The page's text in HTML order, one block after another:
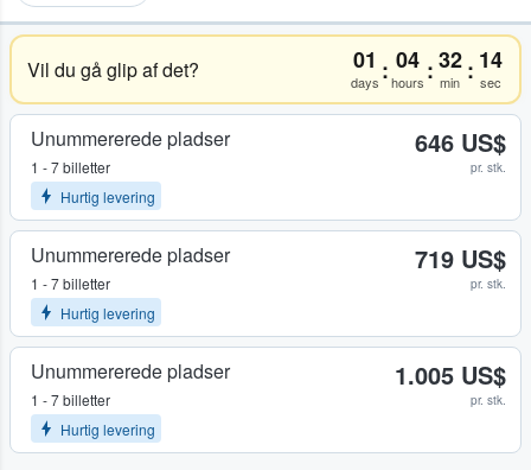
Vil du gå glip af det? 01
days : 04
hours :32
min : 14
sec
Unummererede pladser
1 - 7 billetter
Hurtig levering
646 US$
pr. stk.
Unummererede pladser
1 - 7 billetter
Hurtig levering
719 US$
pr. stk.
Unummererede pladser
1 - 7 billetter
Hurtig levering
1.005 US$
pr. stk.